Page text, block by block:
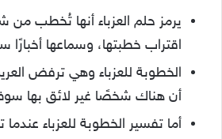
يرمز حلم العزباء أنها تُخطب
اقتراب خطبتها، وسماعها أخبارًا
الخطوبة للعزباء وهي ترفض
أن هناك شخصًا غير لائق بها
أما تفسير الخطوبة للعزباء